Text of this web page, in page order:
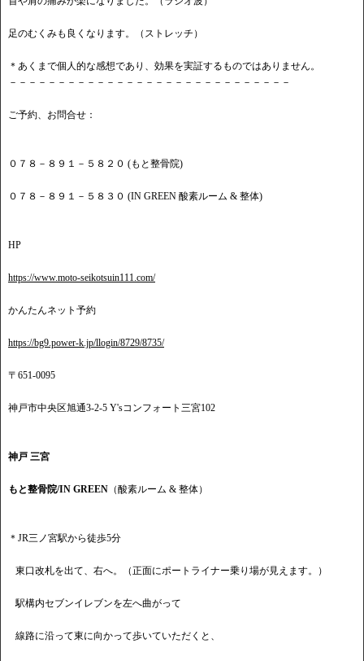
足のむくみも良くなります。（ストレッチ）
＊あくまで個人的な感想であり、効果を実証するものではありません。
－－－－－－－－－－－－－－－－－－－－－－－－－－－－－
ご予約、お問合せ：
０７８－８９１－５８２０ (もと整骨院)
０７８－８９１－５８３０ (IN GREEN 酸素ルーム & 整体)
HP
https://www.moto-seikotsuin111.com/
かんたんネット予約
https://bg9.power-k.jp/llogin/8729/8735/
〒651-0095
神戸市中央区旭通3-2-5 Y'sコンフォート三宮102
神戸 三宮
もと整骨院/IN GREEN （酸素ルーム & 整体）
＊JR三ノ宮駅から徒歩5分
東口改札を出て、右へ。（正面にポートライナー乗り場が見えます。）
駅構内セブンイレブンを左へ曲がって
線路に沿って東に向かって歩いていただくと、